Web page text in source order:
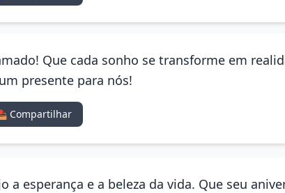
Que cada sonho se transforme em
presente para nós!
Compartilhar
a esperança e a beleza da vida. Que seu